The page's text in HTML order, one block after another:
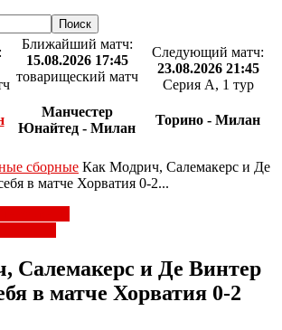
Ближайший матч:
15.08.2026 17:45
товарищеский матч
Манчестер
Юнайтед - Милан
Следующий матч:
23.08.2026 21:45
Серия А, 1 тур
Торино - Милан
сборные Как Модрич, Салемакерс и Де
в матче Хорватия 0-2...
Салемакерс и Де Винтер
в матче Хорватия 0-2